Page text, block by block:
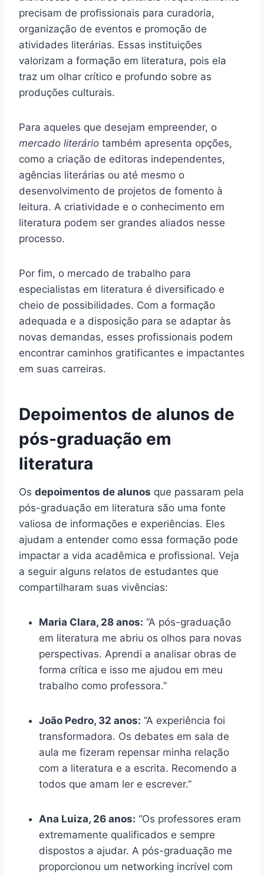
precisam de profissionais para curadoria,
organização de eventos e promoção de
atividades literárias. Essas instituições
valorizam a formação em literatura, pois ela
traz um olhar crítico e profundo sobre as
produções culturais.
Para aqueles que desejam empreender, o
mercado literário também apresenta opções,
como a criação de editoras independentes,
agências literárias ou até mesmo o
desenvolvimento de projetos de fomento à
leitura. A criatividade e o conhecimento em
literatura podem ser grandes aliados nesse
processo.
Por fim, o mercado de trabalho para
especialistas em literatura é diversificado e
cheio de possibilidades. Com a formação
adequada e a disposição para se adaptar às
novas demandas, esses profissionais podem
encontrar caminhos gratificantes e impactantes
em suas carreiras.
Depoimentos de alunos de
pós-graduação em
literatura
Os depoimentos de alunos que passaram pela
pós-graduação em literatura são uma fonte
valiosa de informações e experiências. Eles
ajudam a entender como essa formação pode
impactar a vida acadêmica e profissional. Veja
a seguir alguns relatos de estudantes que
compartilharam suas vivências:
Maria Clara, 28 anos: “A pós-graduação
em literatura me abriu os olhos para novas
perspectivas. Aprendi a analisar obras de
forma crítica e isso me ajudou em meu
trabalho como professora.”
João Pedro, 32 anos: “A experiência foi
transformadora. Os debates em sala de
aula me fizeram repensar minha relação
com a literatura e a escrita. Recomendo a
todos que amam ler e escrever.”
Ana Luiza, 26 anos: “Os professores eram
extremamente qualificados e sempre
dispostos a ajudar. A pós-graduação me
proporcionou um networking incrível com